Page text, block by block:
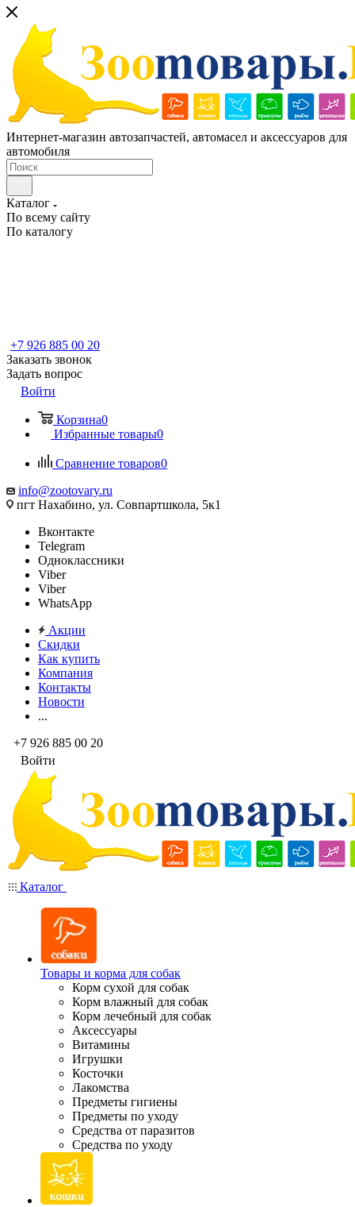
Интернет-магазин автозапчастей, автомасел и аксессуаров для
автомобиля
Каталог
По всему сайту
По каталогу
+7 926 885 00 20
Заказать звонок
Задать вопрос
Войти
Корзина0
Избранные товары0
Сравнение товаров0
info@zootovary.ru
пгт Нахабино, ул. Совпартшкола, 5к1
Вконтакте
Telegram
Одноклассники
Viber
Viber
WhatsApp
Акции
Скидки
Как купить
Компания
Контакты
Новости
...
+7 926 885 00 20
Войти
Каталог
Товары и корма для собак
Корм сухой для собак
Корм влажный для собак
Корм лечебный для собак
Аксессуары
Витамины
Игрушки
Косточки
Лакомства
Предметы гигиены
Предметы по уходу
Средства от паразитов
Средства по уходу